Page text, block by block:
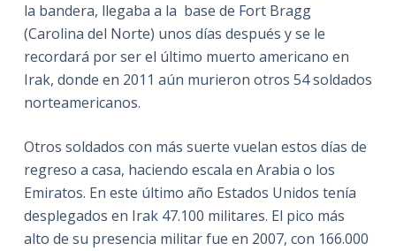
la bandera, llegaba a la base de Fort Bragg
(Carolina del Norte) unos días después y se le
recordará por ser el último muerto americano en
Irak, donde en 2011 aún murieron otros 54 soldados
norteamericanos.
Otros soldados con más suerte vuelan estos días de
regreso a casa, haciendo escala en Arabia o los
Emiratos. En este último año Estados Unidos tenía
desplegados en Irak 47.100 militares. El pico más
alto de su presencia militar fue en 2007, con 166.000